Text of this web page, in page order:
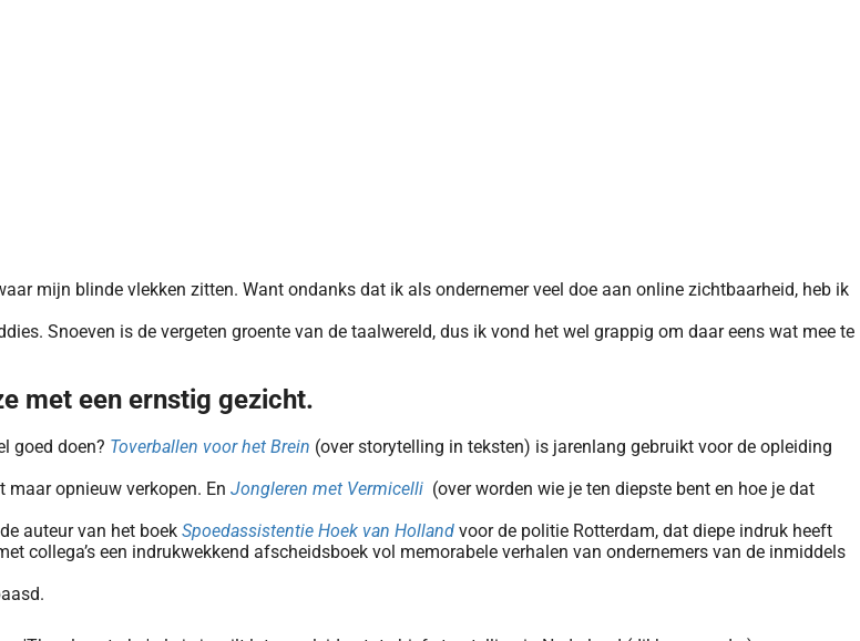
mijn blinde vlekken zitten. Want ondanks dat ik als ondernemer veel doe aan online zichtbaarheid, heb ik
Snoeven is de vergeten groente van de taalwereld, dus ik vond het wel grappig om daar eens wat mee te
met een ernstig gezicht.
goed doen? Toverballen voor het Brein (over storytelling in teksten) is jarenlang gebruikt voor de opleiding
maar opnieuw verkopen. En Jongleren met Vermicelli (over worden wie je ten diepste bent en hoe je dat
auteur van het boek Spoedassistentie Hoek van Holland voor de politie Rotterdam, dat diepe indruk heeft
collega’s een indrukwekkend afscheidsboek vol memorabele verhalen van ondernemers van de inmiddels